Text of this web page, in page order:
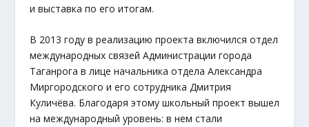
и выставка по его итогам.
В 2013 году в реализацию проекта включился отдел
международных связей Администрации города
Таганрога в лице начальника отдела Александра
Миргородского и его сотрудника Дмитрия
Куличёва. Благодаря этому школьный проект вышел
на международный уровень: в нем стали